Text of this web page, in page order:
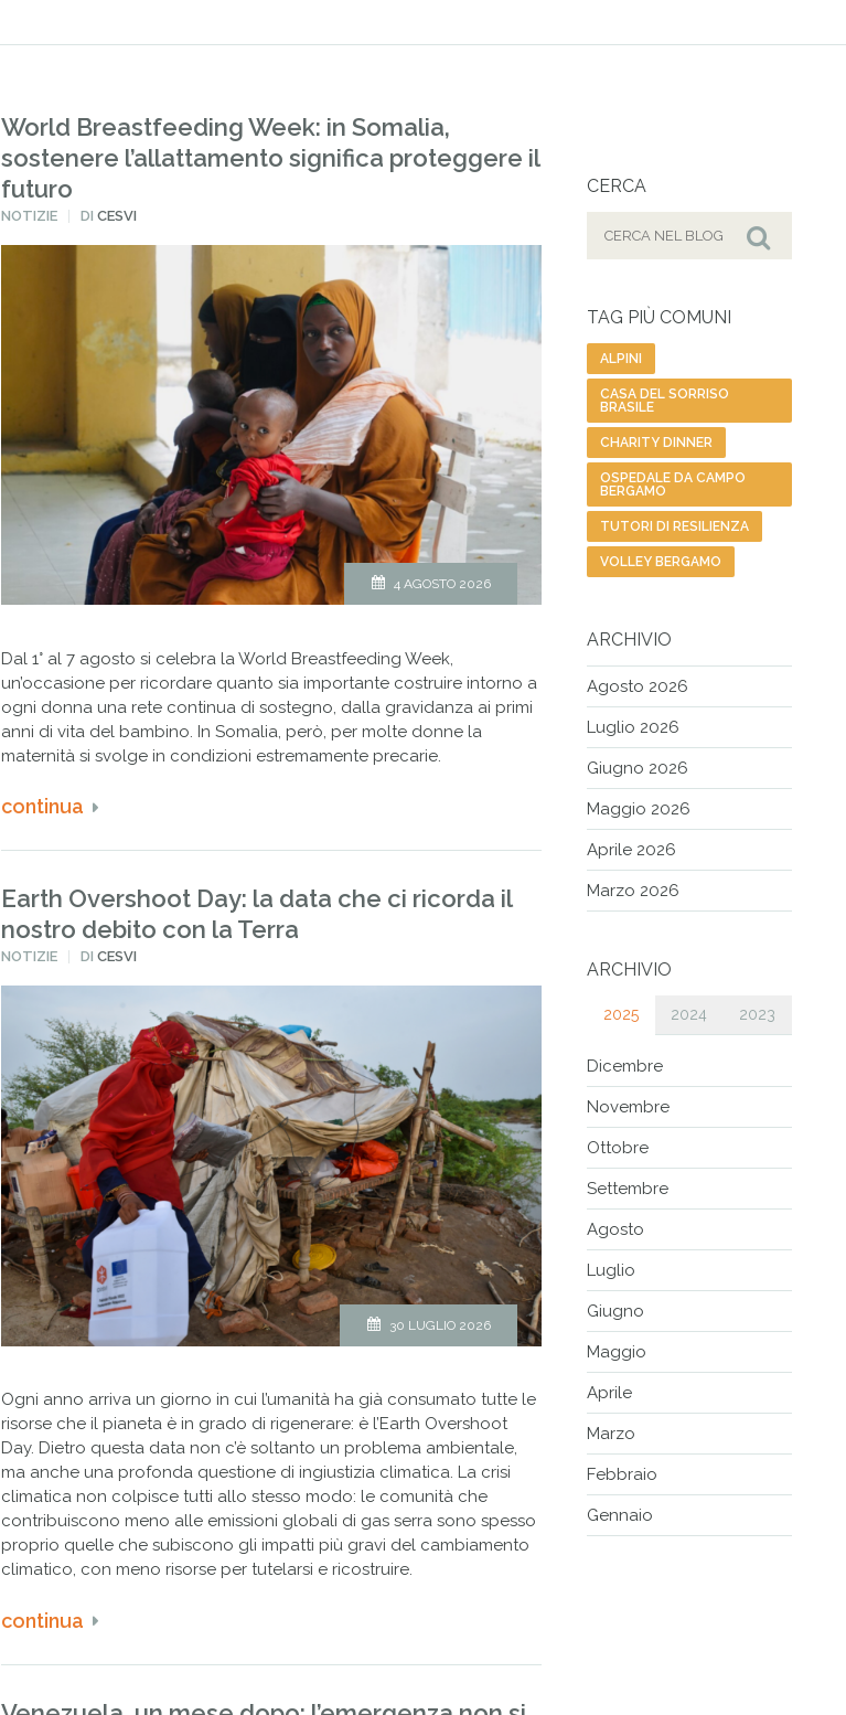
World Breastfeeding Week: in Somalia,
sostenere l’allattamento significa proteggere il
futuro
PUBBLICATO
NOTIZIE DICESVI
4 AGOSTO 2026
Dal 1° al 7 agosto si celebra la World Breastfeeding Week,
un’occasione per ricordare quanto sia importante costruire intorno a
ogni donna una rete continua di sostegno, dalla gravidanza ai primi
anni di vita del bambino. In Somalia, però, per molte donne la
maternità si svolge in condizioni estremamente precarie.
continua
Earth Overshoot Day: la data che ci ricorda il
nostro debito con la Terra
PUBBLICATO
NOTIZIE DICESVI
30 LUGLIO 2026
Ogni anno arriva un giorno in cui l’umanità ha già consumato tutte le
risorse che il pianeta è in grado di rigenerare: è l’Earth Overshoot
Day. Dietro questa data non c’è soltanto un problema ambientale,
ma anche una profonda questione di ingiustizia climatica. La crisi
climatica non colpisce tutti allo stesso modo: le comunità che
contribuiscono meno alle emissioni globali di gas serra sono spesso
proprio quelle che subiscono gli impatti più gravi del cambiamento
climatico, con meno risorse per tutelarsi e ricostruire.
continua
CERCA
Cerca
TAG PIÙ COMUNI
ALPINI
CASA DEL SORRISO
BRASILE
CHARITY DINNER
OSPEDALE DA CAMPO
BERGAMO
TUTORI DI RESILIENZA
VOLLEY BERGAMO
ARCHIVIO
Agosto 2026
Luglio 2026
Giugno 2026
Maggio 2026
Aprile 2026
Marzo 2026
ARCHIVIO
2025 2024 2023
Dicembre
Novembre
Ottobre
Settembre
Agosto
Luglio
Giugno
Maggio
Aprile
Marzo
Febbraio
Gennaio